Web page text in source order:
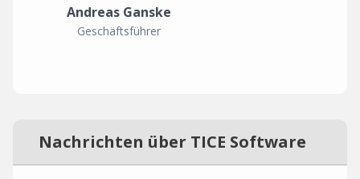
Andreas Ganske
Geschäftsführer
Nachrichten über TICE Software